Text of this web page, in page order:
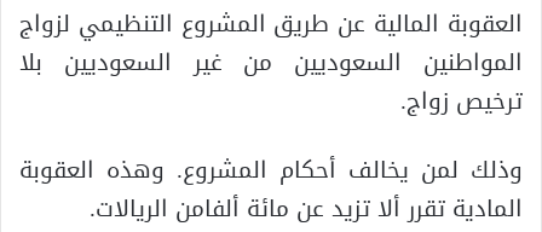
العقوبة المالية عن طريق المشروع التنظيمي لزواج
المواطنين السعوديين من غير السعوديين بلا
ترخيص زواج.
وذلك لمن يخالف أحكام المشروع. وهذه العقوبة
المادية تقرر ألا تزيد عن مائة ألفامن الريالات.